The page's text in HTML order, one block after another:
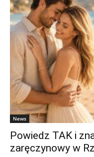
News
Powiedz TAK i
zaręczynowy w